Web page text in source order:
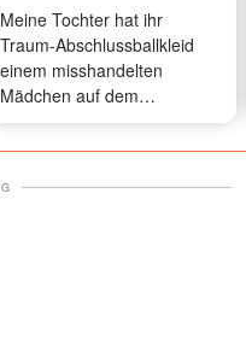
Meine Tochter hat ihr
Traum-Abschlussballkleid
einem misshandelten
Mädchen auf dem
Abschlussball geschenkt und
ist in Sportkleidung nach
rief der Schulleiter an und